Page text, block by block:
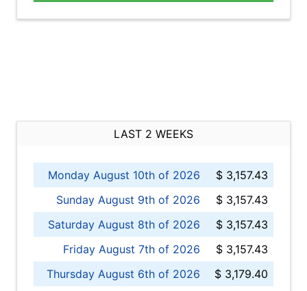
LAST 2 WEEKS
Monday August 10th of 2026
$ 3,157.43
Sunday August 9th of 2026
$ 3,157.43
Saturday August 8th of 2026
$ 3,157.43
Friday August 7th of 2026
$ 3,157.43
Thursday August 6th of 2026
$ 3,179.40